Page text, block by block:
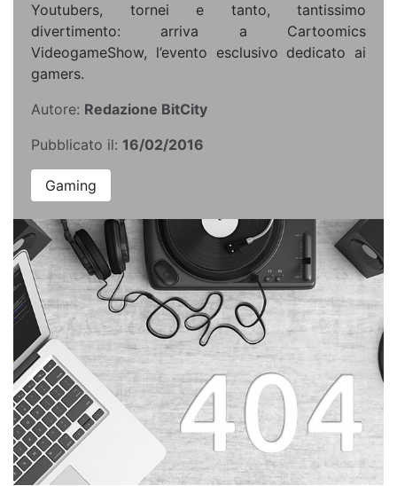
Youtubers, tornei e tanto, tantissimo
divertimento: arriva a Cartoomics
VideogameShow, l’evento esclusivo dedicato ai
gamers.
Autore: Redazione BitCity
Pubblicato il: 16/02/2016
Gaming